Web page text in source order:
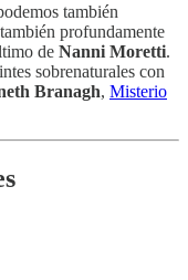
también
profundamente
de Nanni Moretti.
sobrenaturales con
Branagh, Misterio